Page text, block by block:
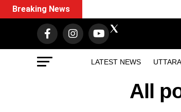
LATEST NEWS
Breaking News
All